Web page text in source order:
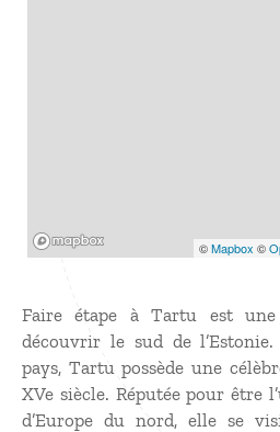
©Mapbox ©
Faire étape à Tartu est une
découvrir le sud de
pays, Tartu possède une
XVe siècle. Réputée pour être
d’Europe du nord, elle se